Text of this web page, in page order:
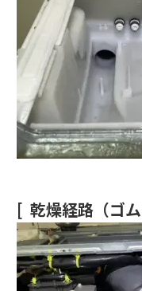
[ 乾燥経路（ゴ